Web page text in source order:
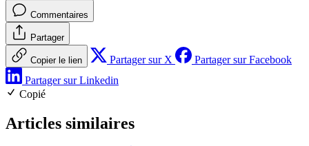
Commentaires
Partager
Copier le lien Partager sur X
Partager sur Facebook
Partager sur Linkedin
Copié
Articles similaires